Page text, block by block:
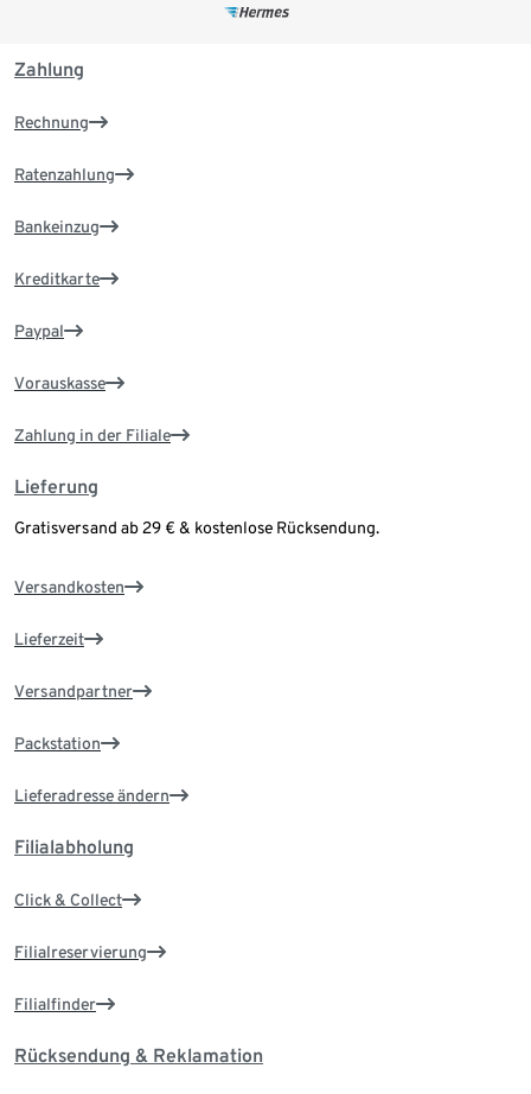
Zahlung
Rechnung
Ratenzahlung
Bankeinzug
Kreditkarte
Paypal
Vorauskasse
Zahlung in der Filiale
Lieferung
Gratisversand ab 29 € & kostenlose Rücksendung.
Versandkosten
Lieferzeit
Versandpartner
Packstation
Lieferadresse ändern
Filialabholung
Click & Collect
Filialreservierung
Filialfinder
Rücksendung & Reklamation